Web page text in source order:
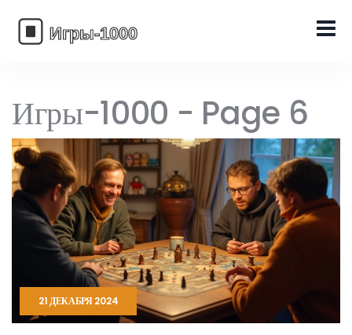
Игры-1000 - Page 6
21 ДЕКАБРЯ 2024